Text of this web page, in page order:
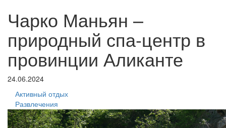
Чарко Маньян –
природный спа-центр в
провинции Аликанте
24.06.2024
Активный отдых
Развлечения